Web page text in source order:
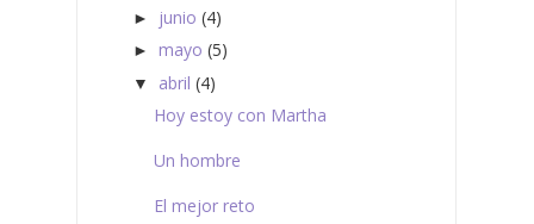
► junio (4)
► mayo (5)
▼ abril (4)
Hoy estoy con Martha
Un hombre
El mejor reto